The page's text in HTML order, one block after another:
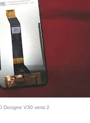
Doogee V30 versi 2